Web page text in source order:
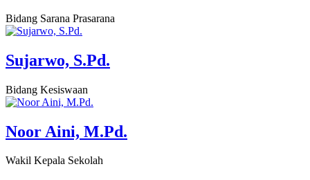
Bidang Sarana Prasarana
Sujarwo, S.Pd.
Bidang Kesiswaan
Noor Aini, M.Pd.
Wakil Kepala Sekolah